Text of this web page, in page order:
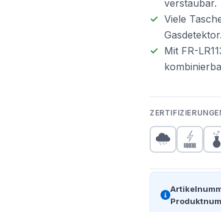
verstaubar.
Viele
Gasdetektor.
Mit FR-